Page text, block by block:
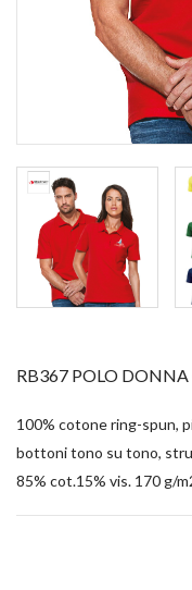
RB367 POLO
100% cotone ring-spun,
bottoni tono su tono,
85% cot.15% vis. 170 g/